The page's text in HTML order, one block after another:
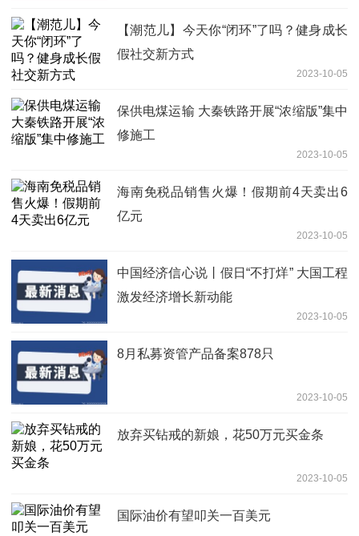
【潮范儿】今天你“闭环”了吗？健身成长
假社交新方式
2023-10-05
保供电煤运输 大秦铁路开展“浓缩版”集中
修施工
2023-10-05
海南免税品销售火爆！假期前4天卖出6
亿元
2023-10-05
中国经济信心说丨假日“不打烊” 大国工程
激发经济增长新动能
2023-10-05
8月私募资管产品备案878只
2023-10-05
放弃买钻戒的新娘，花50万元买金条
2023-10-05
国际油价有望叩关一百美元